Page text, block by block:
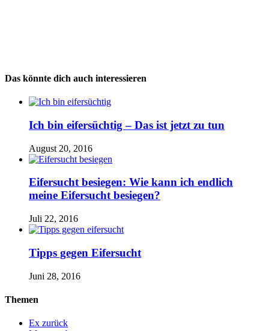
Das könnte dich auch interessieren
Ich bin eifersüchtig – Das ist jetzt zu tun
August 20, 2016
Eifersucht besiegen: Wie kann ich endlich
meine Eifersucht besiegen?
Juli 22, 2016
Tipps gegen Eifersucht
Juni 28, 2016
Themen
Ex zurück